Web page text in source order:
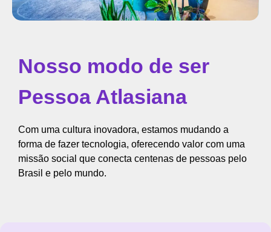
Nosso modo de ser
Pessoa Atlasiana
Com uma cultura inovadora, estamos mudando a
forma de fazer tecnologia, oferecendo valor com uma
missão social que conecta centenas de pessoas pelo
Brasil e pelo mundo.